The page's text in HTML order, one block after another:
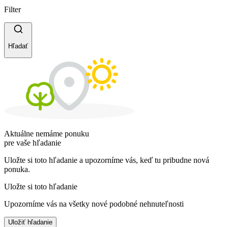
Filter
Hľadať
Aktuálne nemáme ponuku
pre vaše hľadanie
Uložte si toto hľadanie a upozorníme vás, keď tu pribudne nová
ponuka.
Uložte si toto hľadanie
Upozorníme vás na všetky nové podobné nehnuteľnosti
Uložiť hľadanie